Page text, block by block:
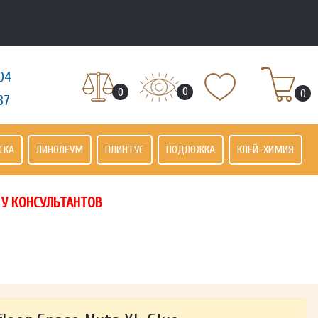
0 0 0
ЛИНОЛЕУМ ПЛИНТУС ПОДЛОЖКА КЛЕЙ-ХИМИЯ
КОНСУЛЬТАНТОВ